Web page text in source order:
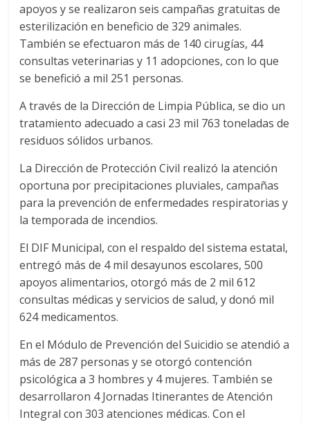
apoyos y se realizaron seis campañas gratuitas de
esterilización en beneficio de 329 animales.
También se efectuaron más de 140 cirugías, 44
consultas veterinarias y 11 adopciones, con lo que
se benefició a mil 251 personas.
A través de la Dirección de Limpia Pública, se dio un
tratamiento adecuado a casi 23 mil 763 toneladas de
residuos sólidos urbanos.
La Dirección de Protección Civil realizó la atención
oportuna por precipitaciones pluviales, campañas
para la prevención de enfermedades respiratorias y
la temporada de incendios.
El DIF Municipal, con el respaldo del sistema estatal,
entregó más de 4 mil desayunos escolares, 500
apoyos alimentarios, otorgó más de 2 mil 612
consultas médicas y servicios de salud, y donó mil
624 medicamentos.
En el Módulo de Prevención del Suicidio se atendió a
más de 287 personas y se otorgó contención
psicológica a 3 hombres y 4 mujeres. También se
desarrollaron 4 Jornadas Itinerantes de Atención
Integral con 303 atenciones médicas. Con el